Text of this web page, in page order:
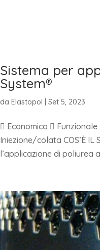
Sistema per
System®
daElastopol |Set 5, 2023
 Economico 
Iniezione/colata COS’È
l’applicazione di poliurea